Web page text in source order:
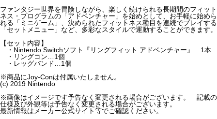
ファンタジー世界を冒険しながら、楽しく続けられる長期間のフィット
ネス・プログラムの「アドベンチャー」を始めとして、お手軽に始めら
れる「ミニゲーム」、決められたフィットネス種目を連続でプレイする
「セットメニュー」など、多彩なスタイルで運動することができます。
【セット内容】
・Nintendo Switchソフト『リングフィット アドベンチャー』…1本
・リングコン…1個
・レッグバンド…1個
※商品にJoy-Conは付属いたしません。
(c) 2019 Nintendo
※画像はイメージです予告なく変更される場合がございます。 記載の
仕様及び外観等は予告なく変更される場合がございます。
最新情報はメーカー公式サイト等でご確認ください。